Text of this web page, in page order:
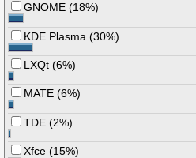
GNOME (18%)
KDE Plasma (30%)
LXQt (6%)
MATE (6%)
TDE (2%)
Xfce (15%)